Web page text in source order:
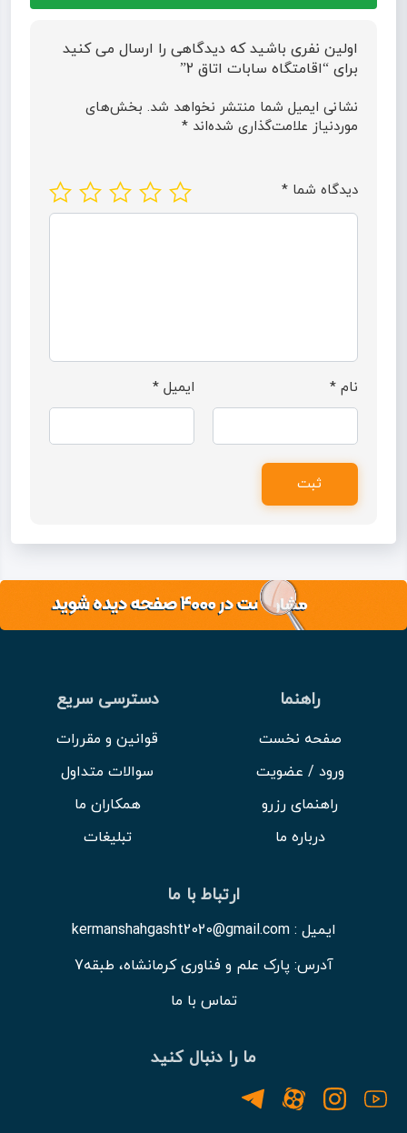
اولین نفری باشید که دیدگاهی را ارسال می کنید
برای “اقامتگاه سابات اتاق 2”
نشانی ایمیل شما منتشر نخواهد شد. بخش‌های
موردنیاز علامت‌گذاری شده‌اند *
دیدگاه شما *
نام * ایمیل *
راهنما
صفحه نخست
ورود / عضویت
راهنمای رزرو
درباره ما
دسترسی سریع
قوانین و مقررات
سوالات متداول
همکاران ما
تبلیغات
ارتباط با ما
ایمیل : kermanshahgasht2020@gmail.com
آدرس: پارک علم و فناوری کرمانشاه، طبقه7
تماس با ما
ما را دنبال کنید